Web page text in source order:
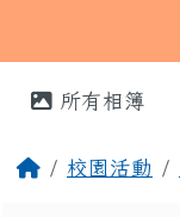
所有相簿
回首頁
校園活動